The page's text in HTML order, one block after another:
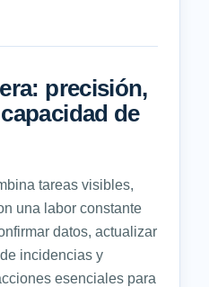
precisión,
de
tareas visibles,
una labor constante
datos, actualizar
incidencias y
esenciales para